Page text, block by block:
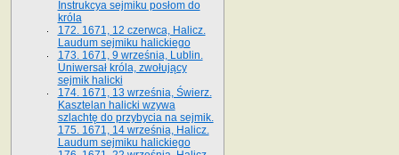
Instrukcya sejmiku posłom do
króla
172. 1671, 12 czerwca, Halicz.
Laudum sejmiku halickiego
173. 1671, 9 września, Lublin.
Uniwersał króla, zwołujący
sejmik halicki
174. 1671, 13 września, Świerz.
Kasztelan halicki wzywa
szlachtę do przybycia na sejmik.
175. 1671, 14 września, Halicz.
Laudum sejmiku halickiego